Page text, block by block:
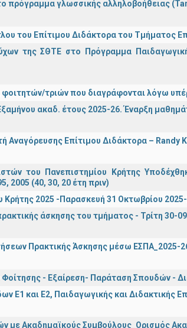
πρόγραμμα γλωσσικής αλληλοβοήθειας
του Επίτιμου Διδάκτορα του Τμήματος
της ΣΘΤΕ στο Πρόγραμμα
φοιτητών/τριών που διαγράφονται λόγω
ακαδ. έτους 2025-26. Έναρξη
Αναγόρευσης Επίτιμου Διδάκτορα – Randy
του Πανεπιστημίου Κρήτης
2005 (40, 30, 20 έτη πριν)
2025 -Παρασκευή 31 Οκτωβρίου
άσκησης του τμήματος - Τρίτη 30-
Πρακτικής Άσκησης μέσω ΕΣΠΑ_2025-
- Εξαίρεση- Παράταση Σπουδών -
Ε1 και Ε2, Παιδαγωγικής και Διδακτικής
με Ακαδημαϊκούς Συμβούλους_Ορισμός